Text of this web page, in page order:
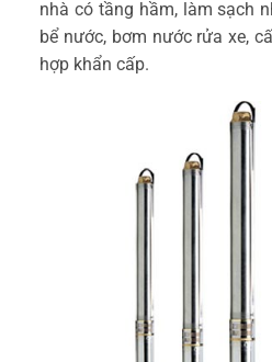
nhà có tầng hầm, làm sạch
bể nước, bơm nước rửa xe,
hợp khẩn cấp.